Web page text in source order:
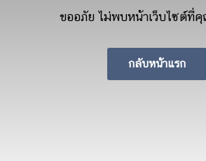
ขออภัย ไม่พบหน้าเว็บไซต์ที่คุ
กลับหน้าแรก